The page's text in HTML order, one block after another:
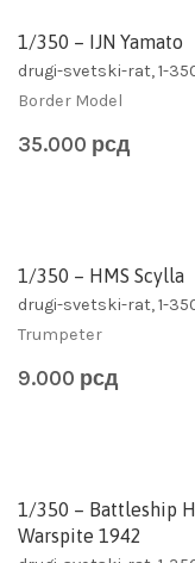
1/350 – IJN Yamato
drugi-svetski-rat, 1-
Border Model
35.000 рсд
1/350 – HMS Scylla
drugi-svetski-rat, 1-
Trumpeter
9.000 рсд
1/350 – Battleship
Warspite 1942